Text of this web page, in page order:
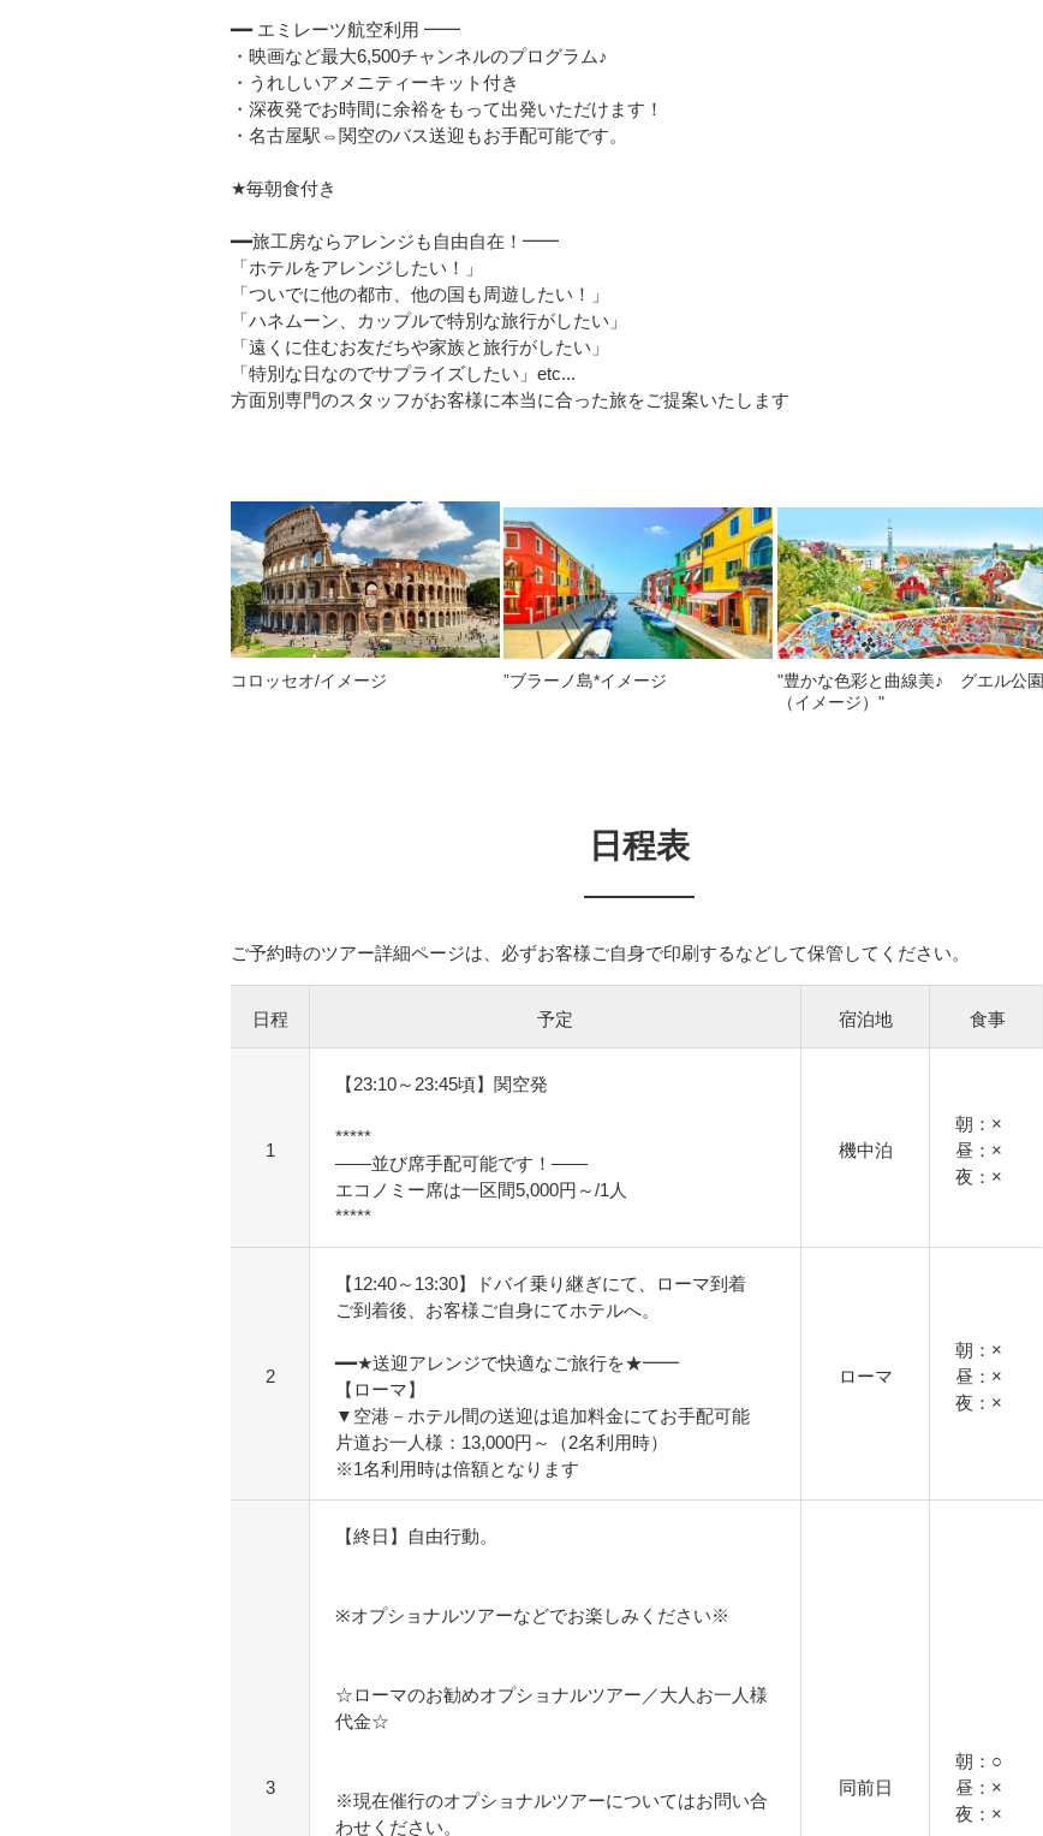
━━ エミレーツ航空利用 ━━
・映画など最大6,500チャンネルのプログラム♪
・うれしいアメニティーキット付き
・深夜発でお時間に余裕をもって出発いただけます！
・名古屋駅⇔関空のバス送迎もお手配可能です。
★毎朝食付き
━━旅工房ならアレンジも自由自在！━━
「ホテルをアレンジしたい！」
「ついでに他の都市、他の国も周遊したい！」
「ハネムーン、カップルで特別な旅行がしたい」
「遠くに住むお友だちや家族と旅行がしたい」
「特別な日なのでサプライズしたい」etc...
方面別専門のスタッフがお客様に本当に合った旅をご提案いたします
コロッセオ/イメージ ”ブラーノ島*イメージ
"豊かな色彩と曲線美♪ グエル公園
（イメージ）"
日程表
ご予約時のツアー詳細ページは、必ずお客様ご自身で印刷するなどして保管してください。
日程 予定 宿泊地 食事
1
【23:10～23:45頃】関空発
*****
――並び席手配可能です！――
エコノミー席は一区間5,000円～/1人
*****
機中泊
朝：×
昼：×
夜：×
2
【12:40～13:30】ドバイ乗り継ぎにて、ローマ到着
ご到着後、お客様ご自身にてホテルへ。
━━★送迎アレンジで快適なご旅行を★━━
【ローマ】
▼空港－ホテル間の送迎は追加料金にてお手配可能
片道お一人様：13,000円～（2名利用時）
※1名利用時は倍額となります
ローマ
朝：×
昼：×
夜：×
3
【終日】自由行動。
※オプショナルツアーなどでお楽しみください※
☆ローマのお勧めオプショナルツアー／大人お一人様
代金☆
※現在催行のオプショナルツアーについてはお問い合
わせください。
同前日
朝：○
昼：×
夜：×